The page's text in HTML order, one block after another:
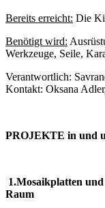
Bereits erreicht: Die
Benötigt wird:
Werkzeuge, Seile,
Verantwortlich:
Kontakt: Oksana
PROJEKTE in und
1.Mosaikplatten
Raum